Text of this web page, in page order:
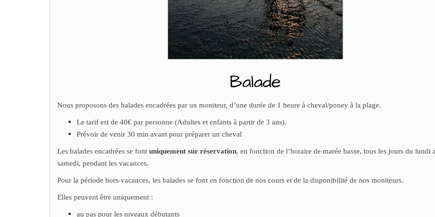
Balade
Nous proposons des balades encadrées par un moniteur, d’une durée de 1 heure à cheval/poney à la plage.
Le tarif est de 40€ par personne (Adultes et enfants à partir de 3 ans).
Prévoir de venir 30 min avant pour préparer un cheval
Les balades encadrées se font uniquement sur réservation, en fonction de l’horaire de marée basse, tous les jours du lundi
samedi, pendant les vacances.
Pour la période hors-vacances, les balades se font en fonction de nos cours et de la disponibilité de nos moniteurs.
Elles peuvent être uniquement :
au pas pour les niveaux débutants